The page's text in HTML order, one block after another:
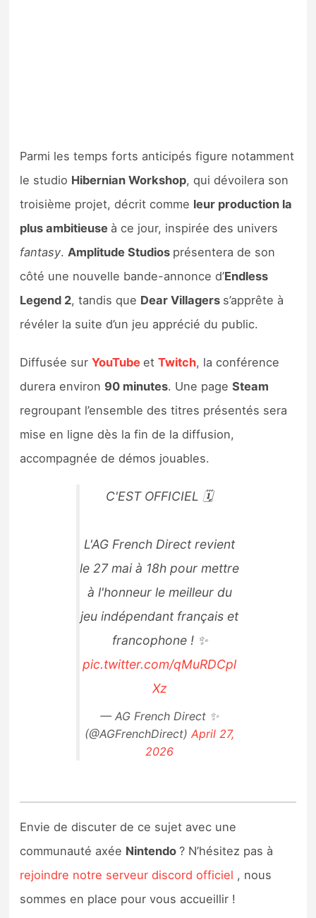
Parmi les temps forts anticipés figure notamment
le studio Hibernian Workshop, qui dévoilera son
troisième projet, décrit comme leur production la
plus ambitieuse à ce jour, inspirée des univers
fantasy.Amplitude Studios présentera de son
côté une nouvelle bande-annonce d’Endless
Legend 2, tandis que Dear Villagers s’apprête à
révéler la suite d’un jeu apprécié du public.
Diffusée surYouTube etTwitch, la conférence
durera environ 90 minutes. Une pageSteam
regroupant l’ensemble des titres présentés sera
mise en ligne dès la fin de la diffusion,
accompagnée de démos jouables.
C'EST OFFICIEL 🗓️
L'AG French Direct revient
le 27 mai à 18h pour mettre
à l'honneur le meilleur du
jeu indépendant français et
francophone ! ✨
pic.twitter.com/qMuRDCpl
Xz
— AG French Direct ✨
(@AGFrenchDirect)April 27,
2026
Envie de discuter de ce sujet avec une
communauté axée Nintendo? N’hésitez pas à
rejoindre notre serveur discord officiel , nous
sommes en place pour vous accueillir !